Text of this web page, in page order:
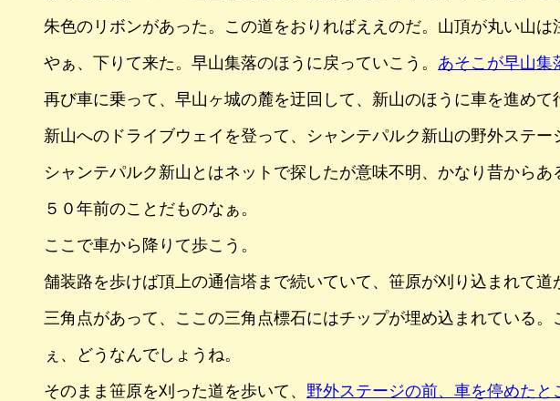
朱色のリボンがあった。この道をおりればええのだ。山頂が丸い山
やぁ、下りて来た。早山集落のほうに戻っていこう。 あそこが早山集
再び車に乗って、早山ヶ城の麓を迂回して、新山のほうに車を進めて
新山へのドライブウェイを登って、シャンテパルク新山の野外ステー
シャンテパルク新山とはネットで探したが意味不明、かなり昔から
５０年前のことだものなぁ。
ここで車から降りて歩こう。
舗装路を歩けば頂上の通信塔まで続いていて、笹原が刈り込まれて道
三角点があって、ここの三角点標石にはチップが埋め込まれている
ぇ、どうなんでしょうね。
そのまま笹原を刈った道を歩いて、 野外ステージの前、車を停めたと